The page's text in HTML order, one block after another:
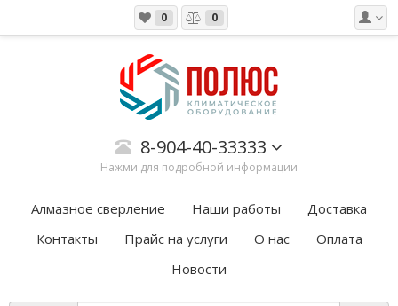
0 0
8-904-40-33333
Нажми для подробной информации
Алмазное сверление Наши работы
Доставка
Контакты
Прайс на услуги О нас
Оплата
Новости